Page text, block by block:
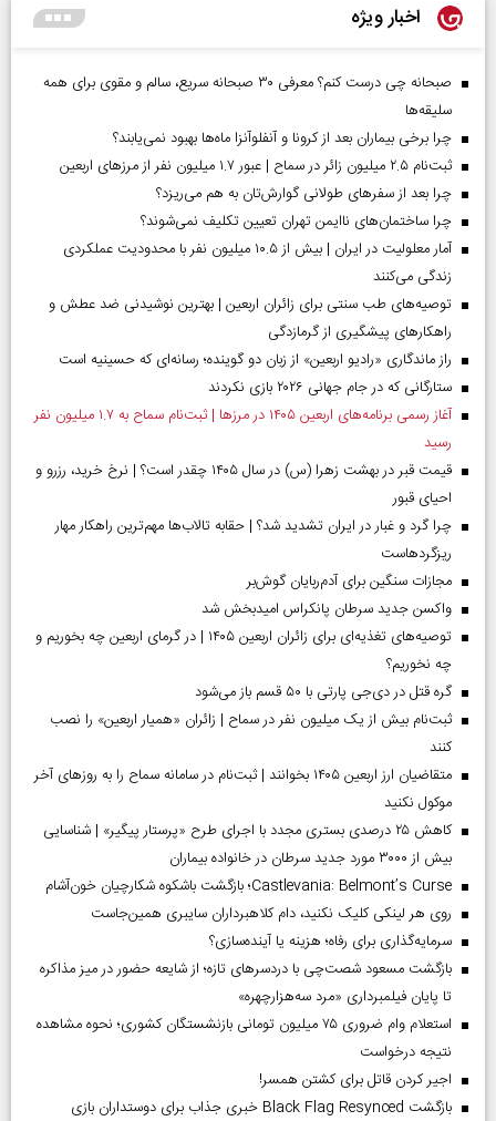
اخبار ویژه
صبحانه چی درست کنم؟ معرفی ۳۰ صبحانه سریع، سالم و مقوی برای همه
سلیقه‌ها
چرا برخی بیماران بعد از کرونا و آنفلوآنزا ماه‌ها بهبود نمی‌یابند؟
ثبت‌نام ۲.۵ میلیون زائر در سماح | عبور ۱.۷ میلیون نفر از مرز‌های اربعین
چرا بعد از سفرهای طولانی گوارش‌تان به هم می‌ریزد؟
چرا ساختمان‌های ناایمن تهران تعیین تکلیف نمی‌شوند؟
آمار معلولیت در ایران | بیش از ۱۰.۵ میلیون نفر با محدودیت عملکردی
زندگی می‌کنند
توصیه‌های طب سنتی برای زائران اربعین | بهترین نوشیدنی ضد عطش و
راهکارهای پیشگیری از گرمازدگی
راز ماندگاری «رادیو اربعین» از زبان دو گوینده؛ رسانه‌ای که حسینیه است
ستارگانی که در جام جهانی ۲۰۲۶ بازی نکردند
آغاز رسمی برنامه‌های اربعین ۱۴۰۵ در مرز‌ها | ثبت‌نام سماح به ۱.۷ میلیون نفر
رسید
قیمت قبر در بهشت زهرا (س) در سال ۱۴۰۵ چقدر است؟ | نرخ خرید، رزرو و
احیای قبور
چرا گرد و غبار در ایران تشدید شد؟ | حقابه تالاب‌ها مهم‌ترین راهکار مهار
ریزگردهاست
مجازات سنگین برای آدم‌ربایان گوش‌بر
واکسن جدید سرطان پانکراس امیدبخش شد
توصیه‌های تغذیه‌ای برای زائران اربعین ۱۴۰۵ | در گرمای اربعین چه بخوریم و
چه نخوریم؟
گره قتل در دی‌جی پارتی با ۵۰ قسم باز می‌شود
ثبت‌نام بیش از یک میلیون نفر در سماح | زائران «همیار اربعین» را نصب
کنند
متقاضیان ارز اربعین ۱۴۰۵ بخوانند | ثبت‌نام در سامانه سماح را به روز‌های آخر
موکول نکنید
کاهش ۲۵ درصدی بستری مجدد با اجرای طرح «پرستار پیگیر» | شناسایی
بیش از ۳۰۰۰ مورد جدید سرطان در خانواده بیماران
Castlevania: Belmont’s Curse؛ بازگشت باشکوه شکارچیان خون‌آشام
روی هر لینکی کلیک نکنید، دام کلاهبرداران سایبری همین‌جاست
سرمایه‌گذاری برای رفاه؛ هزینه یا آینده‌سازی؟
بازگشت مسعود شصت‌چی با دردسر‌های تازه؛ از شایعه حضور در میز مذاکره
تا پایان فیلمبرداری «مرد سه‌هزارچهره»
استعلام وام ضروری ۷۵ میلیون تومانی بازنشستگان کشوری؛ نحوه مشاهده
نتیجه درخواست
اجیر کردن قاتل برای کشتن همسر!
بازگشت Black Flag Resynced خبری جذاب برای دوستداران بازی